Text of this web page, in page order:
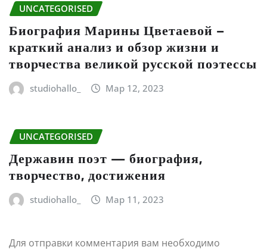
UNCATEGORISED
Биография Марины Цветаевой –
краткий анализ и обзор жизни и
творчества великой русской поэтессы
studiohallo_ Мар 12, 2023
UNCATEGORISED
Державин поэт — биография,
творчество, достижения
studiohallo_ Мар 11, 2023
Для отправки комментария вам необходимо